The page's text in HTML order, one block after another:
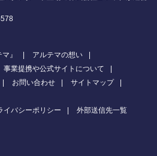
』
アルテマの想い
事業提携や公式サイトについて
お問い合わせ
サイトマップ
イバシーポリシー 外部送信先一覧